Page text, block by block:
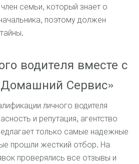
семьи, который знает о
поэтому должен
водителя вместе с
Сервис»
личного водителя
и репутация, агентство
только самые надежные
прошли жесткий отбор. На
проверялись все отзывы и